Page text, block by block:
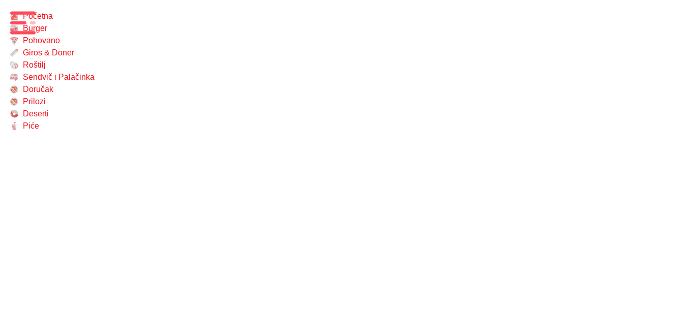
Početna
Burger
Pohovano
Giros & Doner
Roštilj
Sendvič i Palačinka
Doručak
Prilozi
Deserti
Piće